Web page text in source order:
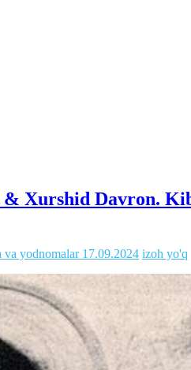
Xurshid Davron.
va yodnomalar 17.09.2024 izoh yo'q